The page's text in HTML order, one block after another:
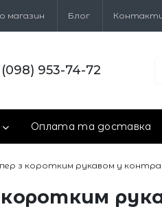
магазин Блог
(098) 953-74-72
Оплата та доставка
з коротким рукавом у